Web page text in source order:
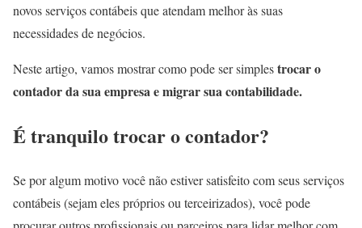
novos serviços contábeis que atendam melhor às suas
necessidades de negócios.
Neste artigo, vamos mostrar como pode ser simplestrocar o
contador da sua empresa e migrar sua contabilidade.
É tranquilo trocar o contador?
Se por algum motivo você não estiver satisfeito com seus serviços
contábeis (sejam eles próprios ou terceirizados), você pode